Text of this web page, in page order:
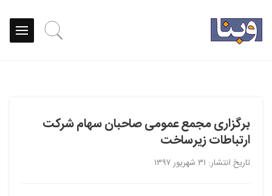
برگزاری مجمع عمومی صاحبان سهام شرکت
ارتباطات زیرساخت
تاریخ انتشار: ۳۱ شهریور ۱۳۹۷